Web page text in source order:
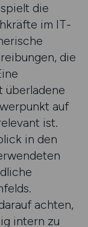
die
im IT-
die
überladene
auf
ist.
in den
achten,
intern zu